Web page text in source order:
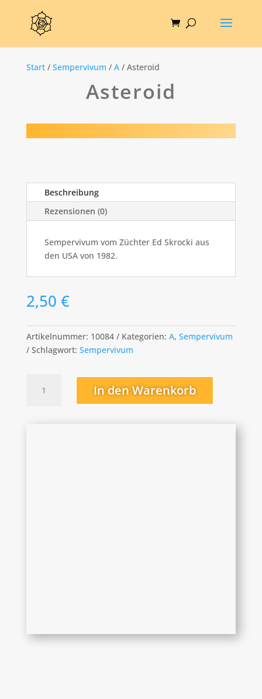
Start/ Sempervivum / A/ Asteroid
Asteroid
Beschreibung
Rezensionen (0)
Sempervivum vom Züchter Ed Skrocki aus
den USA von 1982.
2,50 €
Artikelnummer: 10084 Kategorien: A, Sempervivum
Schlagwort: Sempervivum
Menge
In den Warenkorb